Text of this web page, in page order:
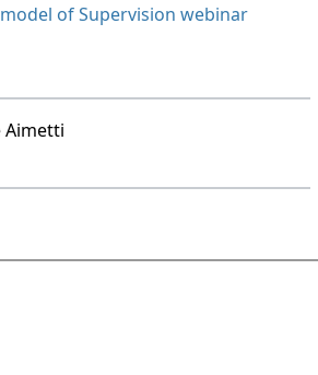
of Supervision webinar
Aimetti